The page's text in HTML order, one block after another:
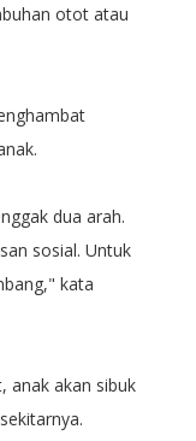
otot atau
dua arah.
sosial. Untuk
kata
anak akan sibuk